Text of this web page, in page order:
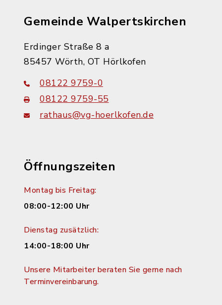
Gemeinde Walpertskirchen
Erdinger Straße 8 a
85457 Wörth, OT Hörlkofen
08122 9759-0
08122 9759-55
rathaus@vg-hoerlkofen.de
Öffnungszeiten
Montag bis Freitag:
08:00-12:00 Uhr
Dienstag zusätzlich:
14:00-18:00 Uhr
Unsere Mitarbeiter beraten Sie gerne nach
Terminvereinbarung.